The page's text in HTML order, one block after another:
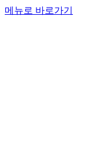
메뉴로 바로가기